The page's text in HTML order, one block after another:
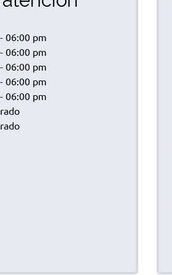
- 06:00 pm
- 06:00 pm
- 06:00 pm
- 06:00 pm
- 06:00 pm